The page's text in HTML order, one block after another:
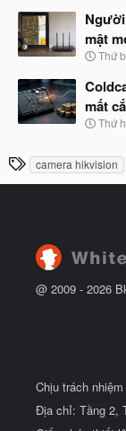
đ
ầ
u
à
y
b
ắ
đ
ầ
u
mật
N
à
y
b
ắ
đ
ầ
u
Thứ
mất
N
y
u
Thứ
T
h
camera hikvision
@ 2009 - 2026
Chịu trách
Địa chỉ: Tầng 2,